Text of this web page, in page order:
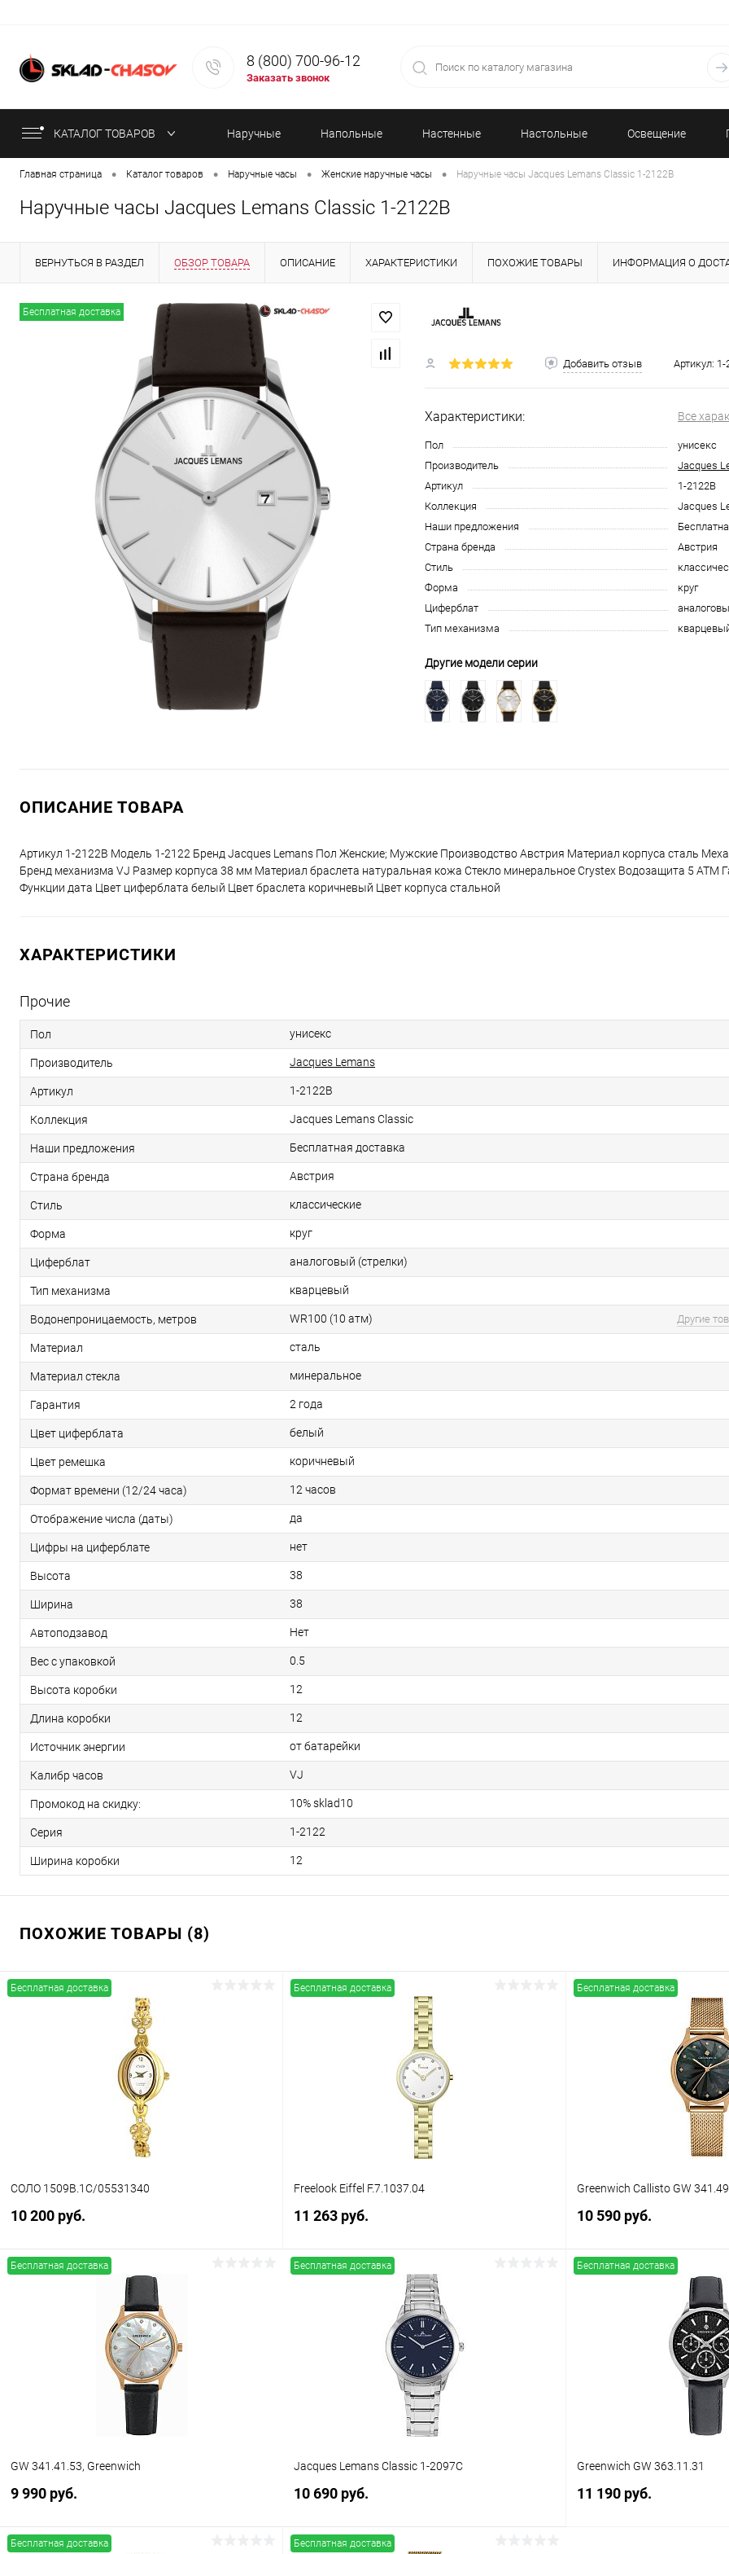
8 (800) 700-96-12
Заказать звонок
КАТАЛОГ ТОВАРОВ Наручные
часы
Напольные Настенные Настольные Освещение
Главная страница • Каталог товаров • Наручные часы • Женские наручные часы • Наручные часы Jacques Lemans Classic 1-2122B
Наручные часы Jacques Lemans Classic 1-2122B
ВЕРНУТЬСЯ В РАЗДЕЛ ОБЗОР ТОВАРА ОПИСАНИЕ ХАРАКТЕРИСТИКИ ПОХОЖИЕ ТОВАРЫ ИНФОРМАЦИЯ О
ИНФОРМАЦИЯ ОБ ОПЛАТЕ СТАТЬИ
Бесплатная доставка
Добавить отзыв Артикул: 1-
Характеристики: Все
Пол
унисекс
Производитель
Jacques
Артикул
1-2122B
Коллекция
Jacques
Наши предложения
Страна бренда
Австрия
Стиль
Форма
круг
Циферблат
Тип механизма
Другие модели серии
ОПИСАНИЕ ТОВАРА
Артикул 1-2122B Модель 1-2122 Бренд Jacques Lemans Пол Женские; Мужские Производство Австрия Материал корпуса сталь
Бренд механизма VJ Размер корпуса 38 мм Материал браслета натуральная кожа Стекло минеральное Crystex Водозащита 5 ATM
Функции дата Цвет циферблата белый Цвет браслета коричневый Цвет корпуса стальной
ХАРАКТЕРИСТИКИ
Прочие
Пол унисекс
Производитель Jacques Lemans
Артикул 1-2122B
Коллекция Jacques Lemans Classic
Наши предложения Бесплатная доставка
Страна бренда Австрия
Стиль классические
Форма круг
Циферблат аналоговый (стрелки)
Тип механизма кварцевый
Водонепроницаемость, метров WR100 (10 атм) Другие
Материал сталь
Материал стекла минеральное
Гарантия 2 года
Цвет циферблата белый
Цвет ремешка коричневый
Формат времени (12/24 часа) 12 часов
Отображение числа (даты) да
Цифры на циферблате нет
Высота 38
Ширина 38
Автоподзавод Нет
Вес с упаковкой 0.5
Высота коробки 12
Длина коробки 12
Источник энергии от батарейки
Калибр часов VJ
Промокод на скидку: 10% sklad10
Серия 1-2122
Ширина коробки 12
ПОХОЖИЕ ТОВАРЫ (8)
Бесплатная доставка
СОЛО 1509В.1С/05531340
10 200 руб.
В корзину
Сравнение
В наличии
Бесплатная доставка
Freelook Eiffel F.7.1037.04
11 263 руб.
В корзину
В наличии
Бесплатная доставка
Greenwich Callisto GW
10 590 руб.
В
Бесплатная доставка
GW 341.41.53, Greenwich
9 990 руб.
Бесплатная доставка
Jacques Lemans Classic 1-2097C
10 690 руб.
Бесплатная доставка
Greenwich GW 363.11.31
11 190 руб.
Бесплатная доставка Бесплатная доставка